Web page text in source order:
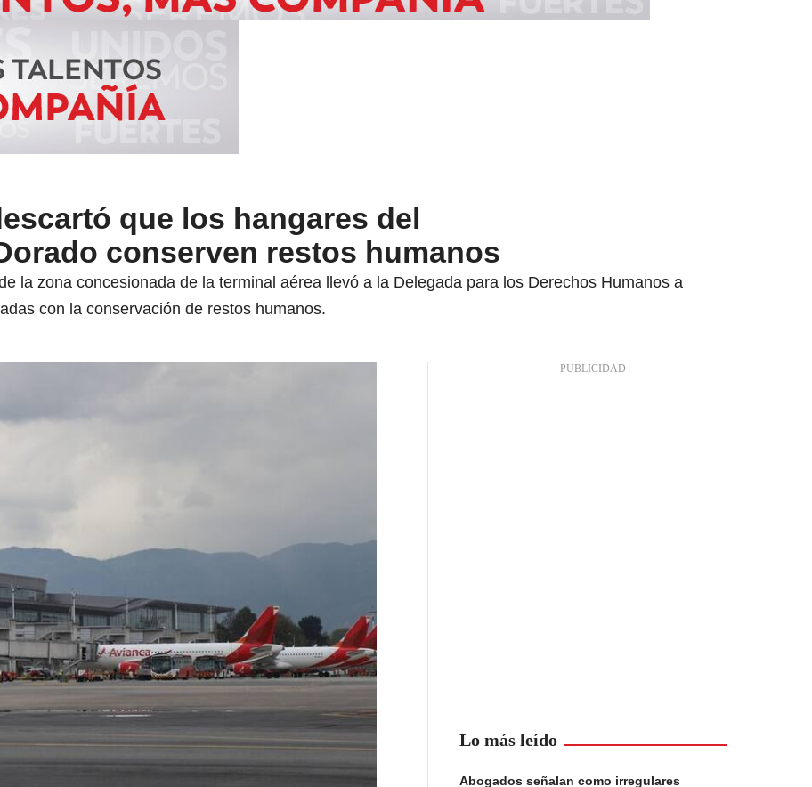
que los hangares del
conserven restos humanos
la zona concesionada de la terminal aérea llevó a la Delegada para los Derechos Humanos a
con la conservación de restos humanos.
Lo más leído
Abogados señalan como irregulares